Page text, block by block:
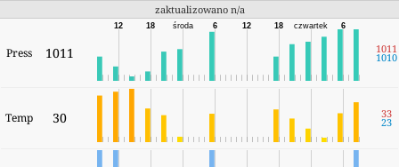
zaktualizowano n/a
Press 1011
6
czwartek
18
12
6
środa
18
12
1011
1010
Temp 30 33
23